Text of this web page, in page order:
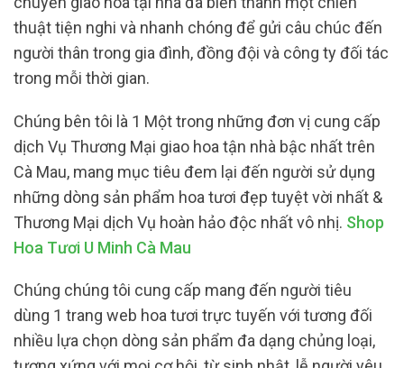
thuật tiện nghi và nhanh chóng để gửi câu chúc đến
người thân trong gia đình, đồng đội và công ty đối tác
trong mỗi thời gian.
Chúng bên tôi là 1 Một trong những đơn vị cung cấp
dịch Vụ Thương Mại giao hoa tận nhà bậc nhất trên
Cà Mau, mang mục tiêu đem lại đến người sử dụng
những dòng sản phẩm hoa tươi đẹp tuyệt vời nhất &
Thương Mại dịch Vụ hoàn hảo độc nhất vô nhị. Shop
Hoa Tươi U Minh Cà Mau
Chúng chúng tôi cung cấp mang đến người tiêu
dùng 1 trang web hoa tươi trực tuyến với tương đối
nhiều lựa chọn dòng sản phẩm đa dạng chủng loại,